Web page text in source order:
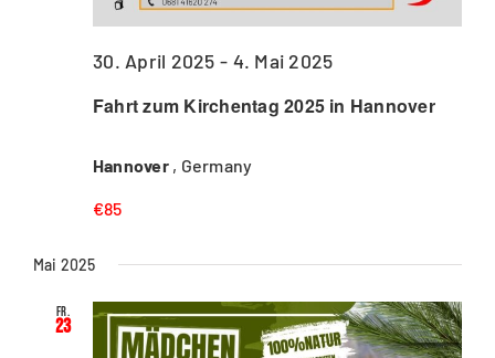
Fahrt zum Kirchentag 2025 in Hannover
30. April 2025 - 4. Mai 2025
Hannover , Germany
€85
Mai 2025
Fr.
23